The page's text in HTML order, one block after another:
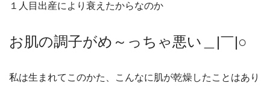
１人目出産により衰えたからなのか
お肌の調子がめ～っちゃ悪い＿|￣|○
私は生まれてこのかた、こんなに肌が乾燥したことはあり